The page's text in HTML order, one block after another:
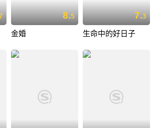
8.5
金婚
7.3
生命中的好日子